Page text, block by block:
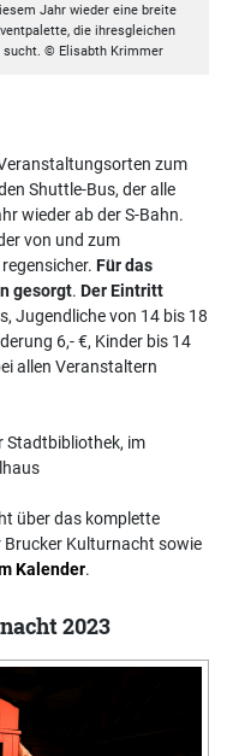
Jahr wieder eine breite
die ihresgleichen
sucht. © Elisabth Krimmer
zum
Shuttle-Bus, der alle
wieder ab der S-Bahn.
von und zum
Für das
gesorgt. Der Eintritt
Jugendliche von 14 bis 18
6,- €, Kinder bis 14
allen Veranstaltern
Stadtbibliothek, im
über das komplette
Brucker Kulturnacht sowie
Kalender.
2023